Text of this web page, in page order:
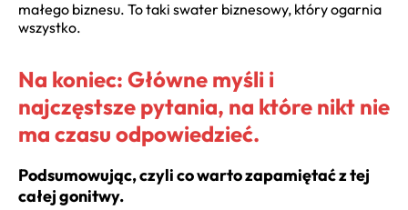
małego biznesu. To taki swater biznesowy, który ogarnia
wszystko.
Na koniec: Główne myśli i
najczęstsze pytania, na które nikt nie
ma czasu odpowiedzieć.
Podsumowując, czyli co warto zapamiętać z tej
całej gonitwy.